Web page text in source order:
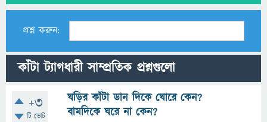
প্রশ্ন করুন:
কাঁটা ট্যাগধারী সাম্প্রতিক প্রশ্নগুলো
+3
টি ভোট
ঘড়ির কাঁটা ডান দিকে ঘোরে কেন?
বামদিকে ঘরে না কেন?